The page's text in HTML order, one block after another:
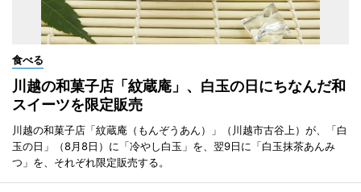
食べる
川越の和菓子店「紋蔵庵」、白玉の日にちなんだ和
スイーツを限定販売
川越の和菓子店「紋蔵庵（もんぞうあん）」（川越市古谷上）が、「白
玉の日」（8月8日）に「冷やし白玉」を、翌9日に「白玉抹茶あんみ
つ」を、それぞれ限定販売する。